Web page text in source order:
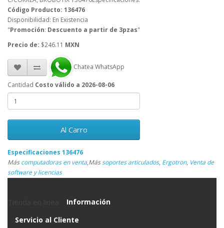
Código Producto: 136476
Disponibilidad: En Existencia
"Promoción: Descuento a partir de 3pzas"
Precio de: $246.11 MXN
Chatea WhatsApp
Cantidad Costo válido a 2026-08-06
Al Carro
Especificaciones 136476
Máscomputadoras en venta,Mássoportes articulados, Ergotron, Venta de
software y licencias
Información
Servicio al Cliente